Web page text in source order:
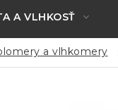
A VLHKOSŤ
a vlhkomery